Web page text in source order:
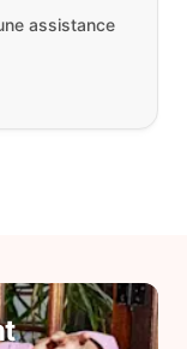
assistance